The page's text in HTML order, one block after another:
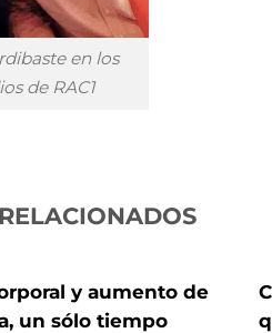
en los
de RAC1
y aumento de
un sólo tiempo